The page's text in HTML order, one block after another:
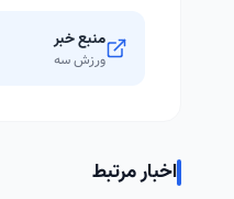
منبع خبر
ورزش سه
اخبار مرتبط